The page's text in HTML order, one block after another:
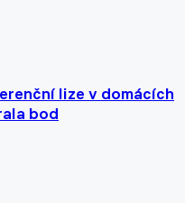
lize v domácích
bod